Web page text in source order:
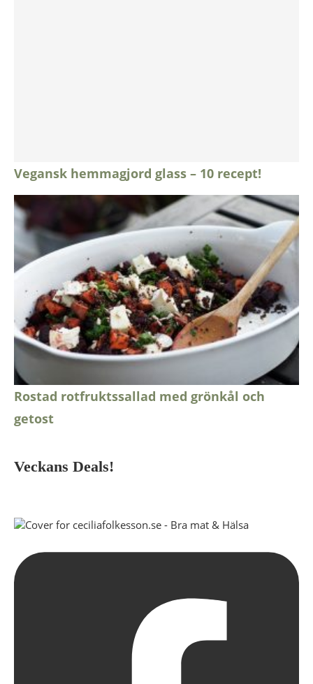
Vegansk hemmagjord glass – 10 recept!
Rostad rotfruktssallad med grönkål och
getost
Veckans Deals!